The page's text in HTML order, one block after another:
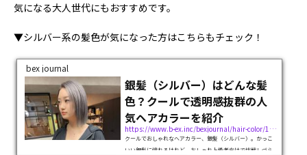
気になる大人世代にもおすすめです。
▼シルバー系の髪色が気になった方はこちらもチェック！
bex journal
銀髪（シルバー）はどんな髪
色？クールで透明感抜群の人
気ヘアカラーを紹介
https://www.b-ex.inc/bexjournal/hair-color/116202
クールでおしゃれなヘアカラー、銀髪（シルバー）。かっこ
いい銀髪に憧れるけれど、おしゃれ上級者向けで挑戦しづら